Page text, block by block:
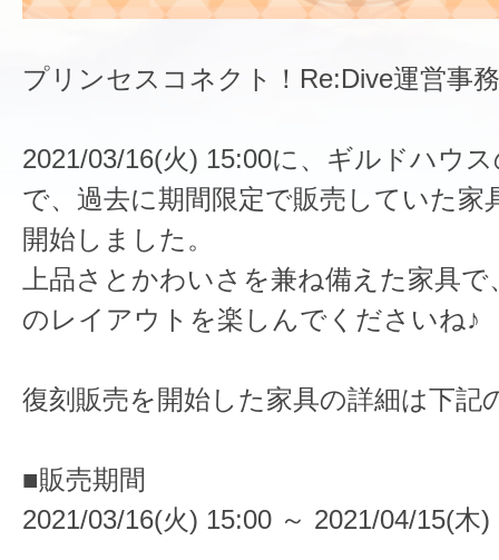
プリンセスコネクト！Re:Dive運営事
2021/03/16(火) 15:00に、ギルドハウ
で、過去に期間限定で販売していた家
開始しました。
上品さとかわいさを兼ね備えた家具
のレイアウトを楽しんでくださいね♪
復刻販売を開始した家具の詳細は下記
■販売期間
2021/03/16(火) 15:00 ～ 2021/04/15(木)